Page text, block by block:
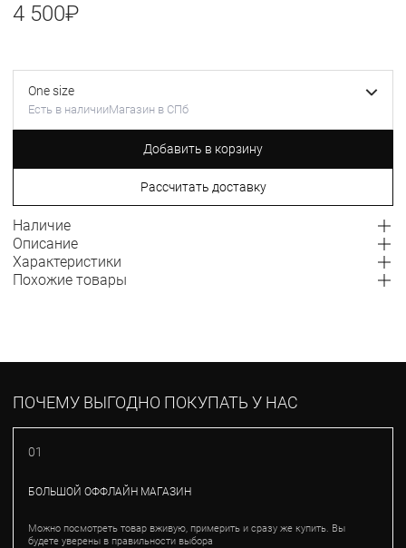
4 500₽
One size
Есть в наличииМагазин в СПб
Добавить в корзину
Рассчитать доставку
Наличие
Описание
Характеристики
Похожие товары
ПОЧЕМУ ВЫГОДНО ПОКУПАТЬ У НАС
01
БОЛЬШОЙ ОФФЛАЙН МАГАЗИН
Можно посмотреть товар вживую, примерить и сразу же купить. Вы
будете уверены в правильности выбора